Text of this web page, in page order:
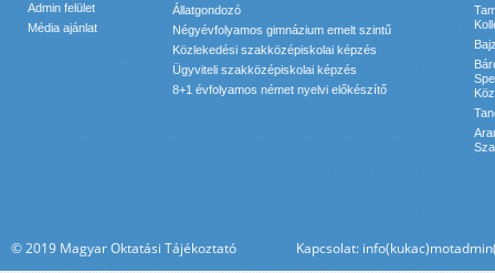
Admin felület
Média ajánlat
Állatgondozó
Négyévfolyamos gimnázium emelt szintű
Közlekedési szakközépiskolai képzés
Ügyviteli szakközépiskolai képzés
8+1 évfolyamos német nyelvi előkészítő
© 2019 Magyar Oktatási Tájékoztató Kapcsolat: